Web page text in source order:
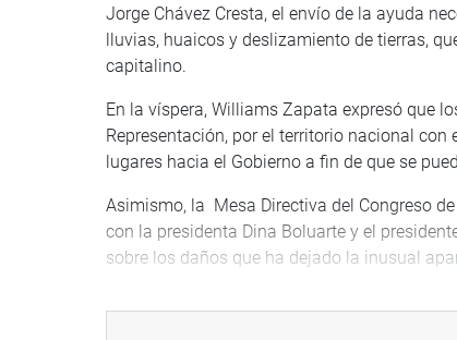
Jorge Chávez Cresta, el envío de la ayuda
lluvias, huaicos y deslizamiento de tierras,
capitalino.
En la víspera, Williams Zapata expresó que
Representación, por el territorio nacional
lugares hacia el Gobierno a fin de que se
Asimismo, la Mesa Directiva del Congreso
con la presidenta Dina Boluarte y el
sobre los daños que ha dejado la inusual
Nacional de Infraestructura que